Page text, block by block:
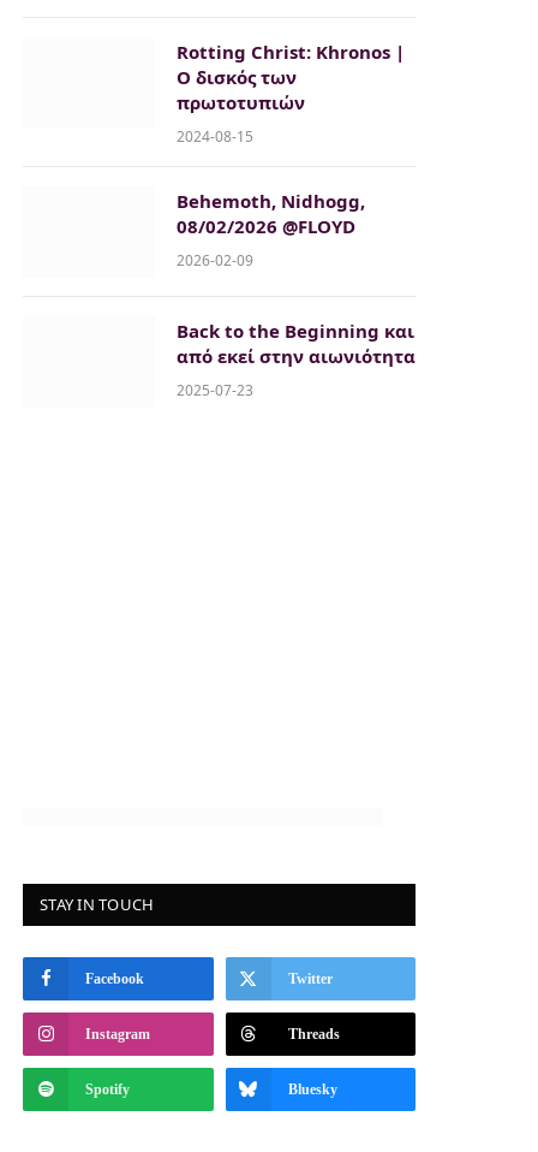
Rotting Christ: Khronos |
O δισκός των
πρωτοτυπιών
2024-08-15
Behemoth, Nidhogg,
08/02/2026 @FLOYD
2026-02-09
Back to the Beginning και
από εκεί στην αιωνιότητα
2025-07-23
STAY IN TOUCH
Facebook Twitter
Instagram Threads
Spotify Bluesky